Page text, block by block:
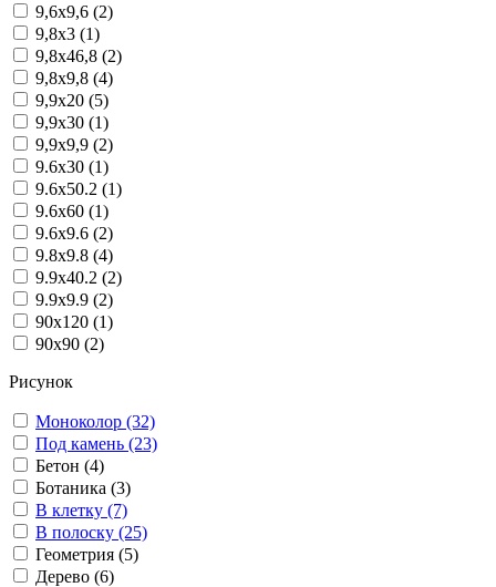
9,6x9,6 (2)
9,8x3 (1)
9,8x46,8 (2)
9,8x9,8 (4)
9,9x20 (5)
9,9x30 (1)
9,9x9,9 (2)
9.6x30 (1)
9.6x50.2 (1)
9.6x60 (1)
9.6x9.6 (2)
9.8x9.8 (4)
9.9x40.2 (2)
9.9x9.9 (2)
90x120 (1)
90x90 (2)
Рисунок
Моноколор (32)
Под камень (23)
Бетон (4)
Ботаника (3)
В клетку (7)
В полоску (25)
Геометрия (5)
Дерево (6)